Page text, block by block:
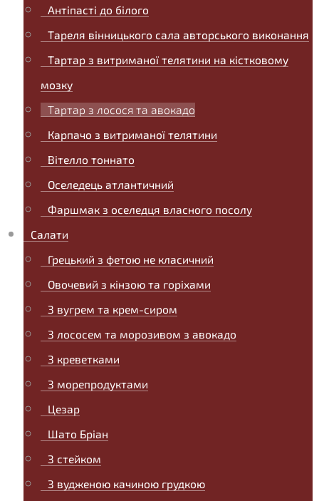
Антіпасті до білого
Тареля вінницького сала авторського виконання
Тартар з витриманої телятини на кістковому
мозку
Тартар з лосося та авокадо
Карпачо з витриманої телятини
Вітелло тоннато
Оселедець атлантичний
Фаршмак з оселедця власного посолу
Салати
Грецький з фетою не класичний
Овочевий з кінзою та горіхами
З вугрем та крем-сиром
З лососем та морозивом з авокадо
З креветками
З морепродуктами
Цезар
Шато Бріан
З стейком
З вудженою качиною грудкою